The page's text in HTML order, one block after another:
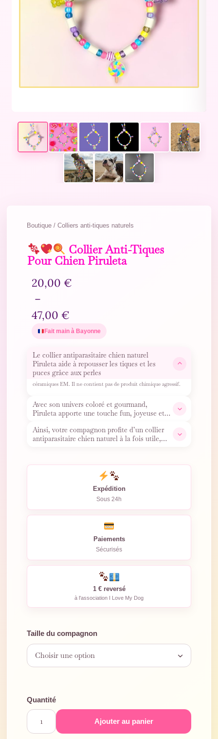
Boutique / Colliers anti-tiques naturels
Collier Anti-Tiques
Pour Chien Piruleta
20,00 €
–
47,00 €
Fait main à Bayonne
Le collier antiparasitaire chien naturel
Piruleta aide à repousser les tiques et les
puces grâce aux perles
céramiques EM. Il ne contient pas de produit chimique agressif.
Avec son univers coloré et gourmand,
Piruleta apporte une touche fun, joyeuse et
Ainsi, votre compagnon profite d’un collier
antiparasitaire chien naturel à la fois utile,
Expédition
Sous 24h
Paiements
Sécurisés
1 € reversé
à l'association I Love My Dog
Taille du compagnon
Ajouter au panier